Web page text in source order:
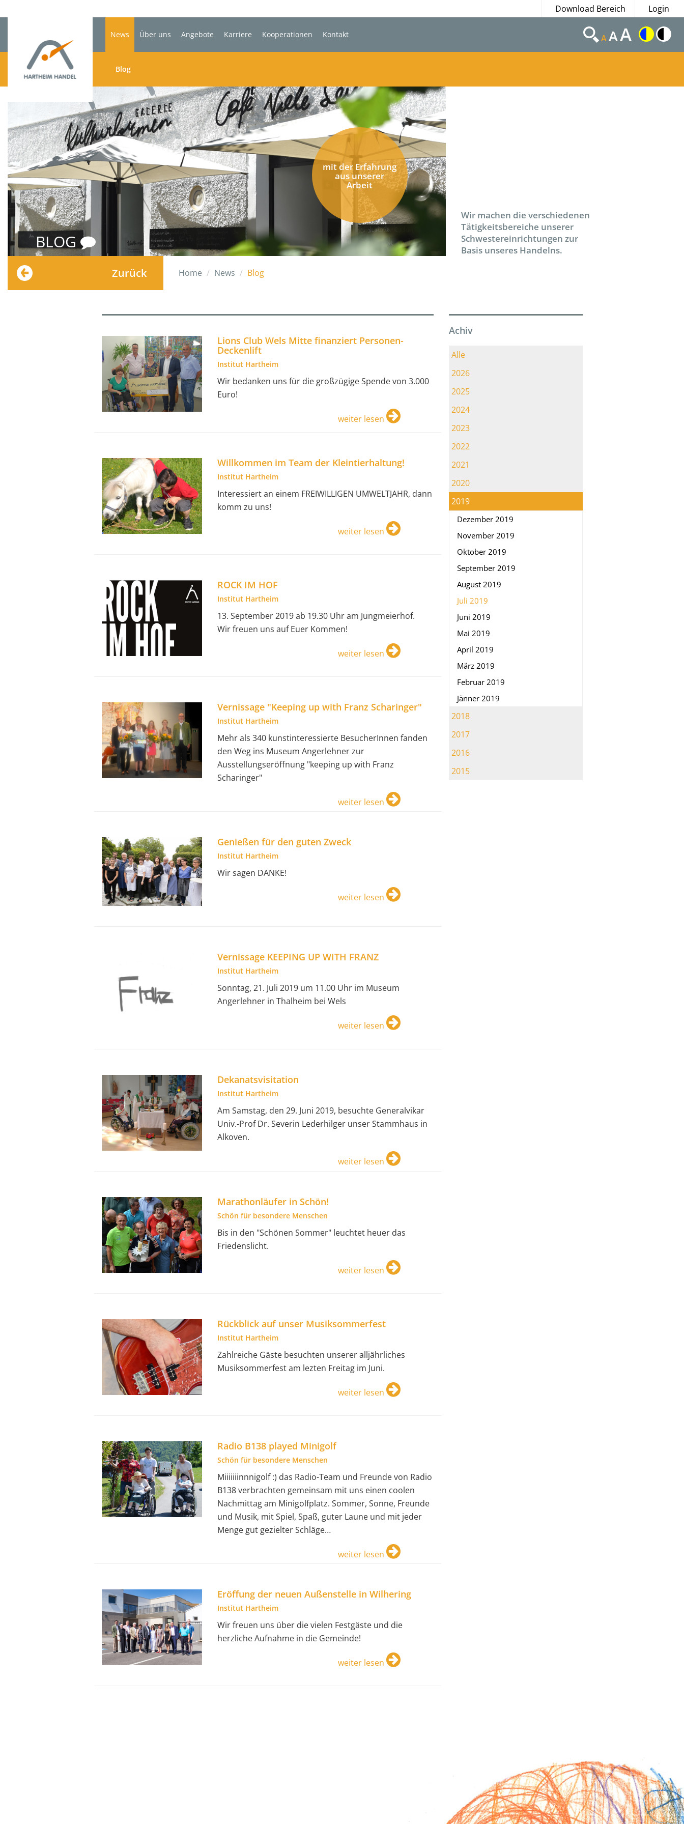
Download Bereich Login
News
Blog
Über uns Angebote Karriere Kooperationen Kontakt AAA
mit der Erfahrung
aus unserer
Arbeit
BLOG
Wir machen die verschiedenen
Tätigkeitsbereiche unserer
Schwestereinrichtungen zur
Basis unseres Handelns.
Zurück Home News Blog
Achiv
Alle
2026
2025
2024
2023
2022
2021
2020
2019
Dezember 2019
November 2019
Oktober 2019
September 2019
August 2019
Juli 2019
Juni 2019
Mai 2019
April 2019
März 2019
Februar 2019
Jänner 2019
2018
2017
2016
2015
Lions Club Wels Mitte finanziert Personen-
Deckenlift
Institut Hartheim
Wir bedanken uns für die großzügige Spende von 3.000
Euro!
weiter lesen
Willkommen im Team der Kleintierhaltung!
Institut Hartheim
Interessiert an einem FREIWILLIGEN UMWELTJAHR, dann
komm zu uns!
weiter lesen
ROCK IM HOF
Institut Hartheim
13. September 2019 ab 19.30 Uhr am Jungmeierhof.
Wir freuen uns auf Euer Kommen!
weiter lesen
Vernissage "Keeping up with Franz Scharinger"
Institut Hartheim
Mehr als 340 kunstinteressierte BesucherInnen fanden
den Weg ins Museum Angerlehner zur
Ausstellungseröffnung "keeping up with Franz
Scharinger"
weiter lesen
Genießen für den guten Zweck
Institut Hartheim
Wir sagen DANKE!
weiter lesen
Vernissage KEEPING UP WITH FRANZ
Institut Hartheim
Sonntag, 21. Juli 2019 um 11.00 Uhr im Museum
Angerlehner in Thalheim bei Wels
weiter lesen
Dekanatsvisitation
Institut Hartheim
Am Samstag, den 29. Juni 2019, besuchte Generalvikar
Univ.-Prof Dr. Severin Lederhilger unser Stammhaus in
Alkoven.
weiter lesen
Marathonläufer in Schön!
Schön für besondere Menschen
Bis in den "Schönen Sommer" leuchtet heuer das
Friedenslicht.
weiter lesen
Rückblick auf unser Musiksommerfest
Institut Hartheim
Zahlreiche Gäste besuchten unserer alljährliches
Musiksommerfest am lezten Freitag im Juni.
weiter lesen
Radio B138 played Minigolf
Schön für besondere Menschen
Miiiiiiinnnigolf :) das Radio-Team und Freunde von Radio
B138 verbrachten gemeinsam mit uns einen coolen
Nachmittag am Minigolfplatz. Sommer, Sonne, Freunde
und Musik, mit Spiel, Spaß, guter Laune und mit jeder
Menge gut gezielter Schläge…
weiter lesen
Eröffung der neuen Außenstelle in Wilhering
Institut Hartheim
Wir freuen uns über die vielen Festgäste und die
herzliche Aufnahme in die Gemeinde!
weiter lesen